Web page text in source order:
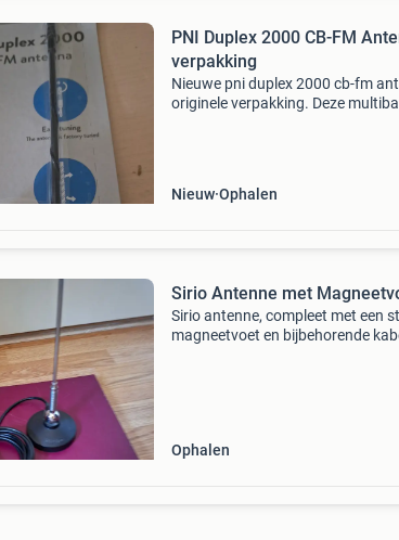
PNI Duplex 2000 CB-FM
verpakking
Nieuwe pni duplex 2000 cb-fm
originele verpakking. Deze
Nieuw Ophalen
Sirio Antenne met
Sirio antenne, compleet met een
magneetvoet en bijbehorende
Ophalen